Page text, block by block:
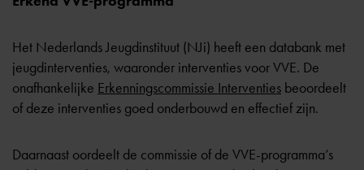
Het Nederlands Jeugdinstituut (NJi) heeft een databank met
jeugdinterventies, waaronder interventies voorVVE. De
onafhankelijke Erkenningscommissie Interventies beoordeelt
of deze interventies goed onderbouwd en effectief zijn.
Daarnaast oordeelt de commissie of de VVE-programma’s